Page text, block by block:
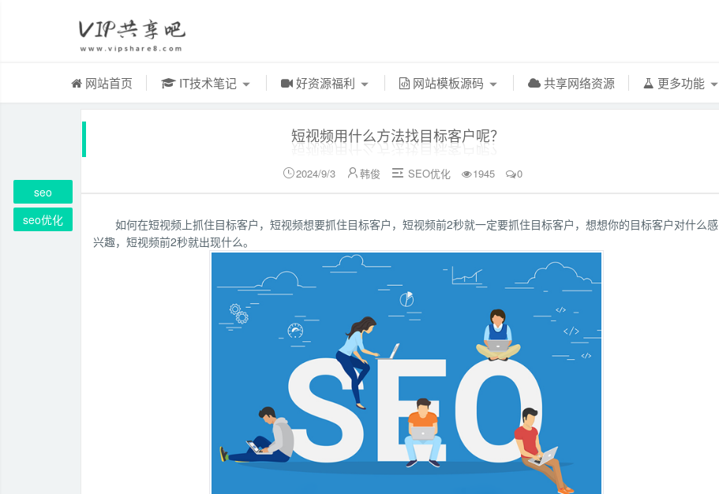
网站首页 IT技术笔记 好资源福利 网站模板源码 共享网络资源 更多功能
seo
seo优化
短视频用什么方法找目标客户呢？
2024/9/3  韩俊  SEO优化 1945 0
如何在短视频上抓住目标客户，短视频想要抓住目标客户，短视频前2秒就一定要抓住目标客户，想想你的目标客户对什么感
兴趣，短视频前2秒就出现什么。